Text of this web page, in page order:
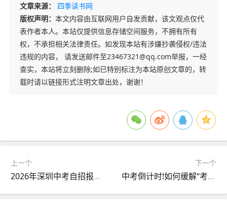
文章来源：
四季读书网
版权声明： 本文内容由互联网用户自发贡献，该文观点仅代
表作者本人。本站仅提供信息存储空间服务，不拥有所有
权，不承担相关法律责任。如发现本站有涉嫌抄袭侵权/违法
违规的内容， 请发送邮件至23467321@qq.com举报，一经
查实，本站将立刻删除;如已特别标注为本站原创文章的，转
载时请以链接形式注明文章出处，谢谢！
上一个
2026年深圳中考自招报名常见误区汇总!千万不要踩这些坑!
下一个
中考倒计时!如何缓解“考试焦虑”?